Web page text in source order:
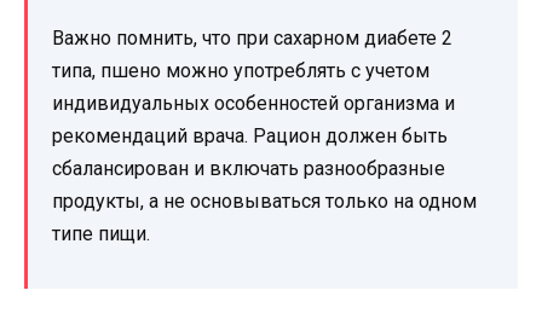
Важно помнить, что при сахарном диабете 2
типа, пшено можно употреблять с учетом
индивидуальных особенностей организма и
рекомендаций врача. Рацион должен быть
сбалансирован и включать разнообразные
продукты, а не основываться только на одном
типе пищи.